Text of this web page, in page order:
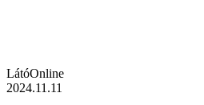
LátóOnline
2024.11.11